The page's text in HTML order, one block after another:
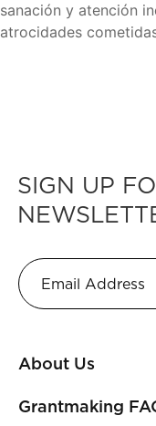
sanación y atención
atrocidades
SIGN UP
About Us
Grantmaking